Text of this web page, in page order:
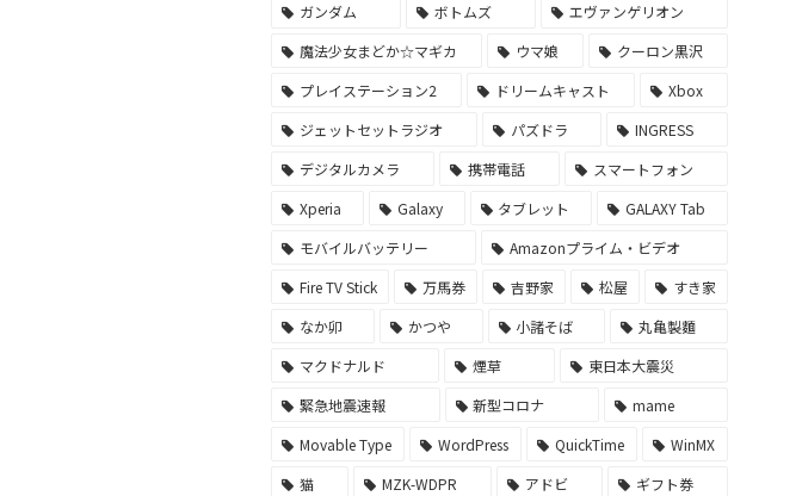
ガンダム
ボトムズ
エヴァンゲリオン
魔法少女まどか☆マギカ
ウマ娘
クーロン黒沢
プレイステーション2
ドリームキャスト
Xbox
ジェットセットラジオ
パズドラ
INGRESS
デジタルカメラ
携帯電話
スマートフォン
Xperia
Galaxy タブレット
GALAXY Tab
モバイルバッテリー
Amazonプライム・ビデオ
Fire TV Stick
万馬券 吉野家 松屋
すき家
なか卯
かつや 小諸そば
丸亀製麵
マクドナルド
煙草
東日本大震災
緊急地震速報
新型コロナ
mame
Movable Type
WordPress QuickTime
WinMX
猫
MZK-WDPR アドビ
ギフト券